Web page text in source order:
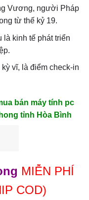
Vương, người Pháp
từ thế kỷ 19.
kinh tế phát triển
vĩ, là điểm check-in
bán máy tính pc
tỉnh Hòa Bình
MIỄN PHÍ
COD)